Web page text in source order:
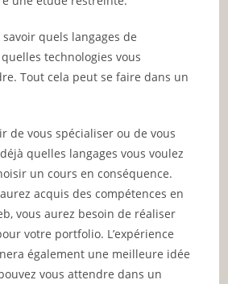
savoir quels langages de
technologies vous
Tout cela peut se faire dans un
de vous spécialiser ou de vous
quelles langages vous voulez
un cours en conséquence.
acquis des compétences en
vous aurez besoin de réaliser
votre portfolio. L’expérience
également une meilleure idée
vous attendre dans un